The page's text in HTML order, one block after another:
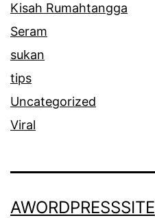
Kisah Rumahtangga
Seram
sukan
tips
Uncategorized
Viral
AWORDPRESSSITE